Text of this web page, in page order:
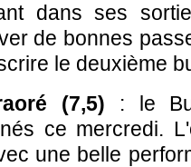
dans ses
de bonnes
le deuxième
(7,5) : le
ce mercredi.
une belle